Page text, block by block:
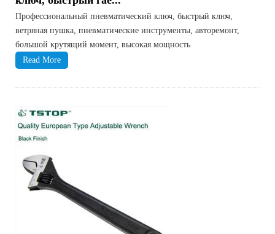
Профессиональный пневматический ключ, быстрый ключ,
ветряная пушка, пневматические инструменты, авторемонт,
большой крутящий момент, высокая мощность
Read More